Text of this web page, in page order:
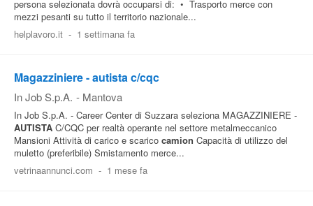
persona selezionata dovrà occuparsi di: • Trasporto merce con
mezzi pesanti su tutto il territorio nazionale...
helplavoro.it - 1 settimana fa
Magazziniere - autista c/cqc
In Job S.p.A. - Mantova
In Job S.p.A. - Career Center di Suzzara seleziona MAGAZZINIERE -
AUTISTA C/CQC per realtà operante nel settore metalmeccanico
Mansioni Attività di carico e scarico camion Capacità di utilizzo del
muletto (preferibile) Smistamento merce...
vetrinaannunci.com - 1 mese fa